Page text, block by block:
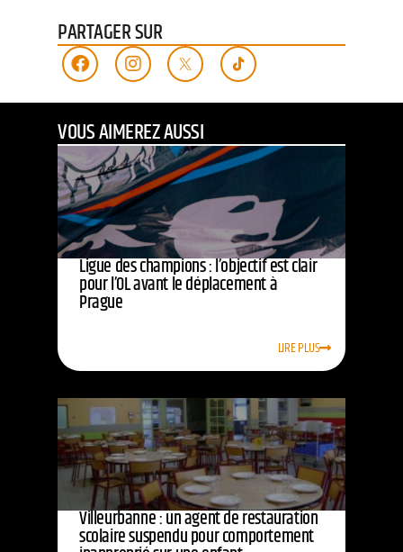
PARTAGER SUR
VOUS AIMEREZ AUSSI
Ligue des champions : l’objectif est clair
pour l’OL avant le déplacement à
Prague
LIRE PLUS
Villeurbanne : un agent de restauration
scolaire suspendu pour comportement